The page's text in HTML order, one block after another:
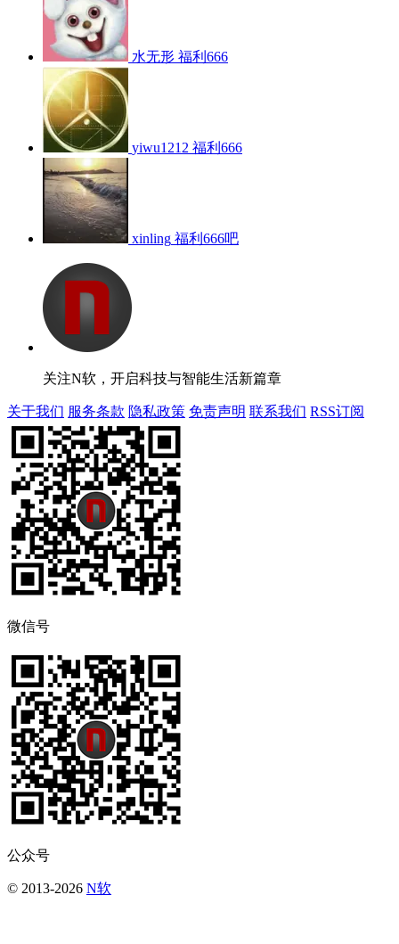
水无形 福利666
yiwu1212 福利666
xinling 福利666吧
关注N软，开启科技与智能生活新篇章
关于我们 服务条款 隐私政策 免责声明 联系我们 RSS订阅
微信号
公众号
© 2013-2026 N软